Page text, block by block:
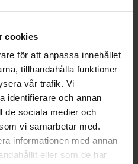
cookies
för att anpassa innehållet
tillhandahålla funktioner
vår trafik. Vi
identifierare och annan
de sociala medier och
vi samarbetar med.
informationen med annan
eller som de har
Dölj